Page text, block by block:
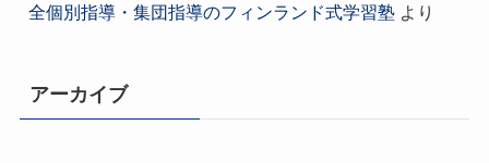
全個別指導・集団指導のフィンランド式学習塾より
アーカイブ